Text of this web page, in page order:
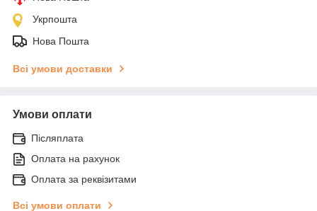
Укрпошта
Нова Пошта
Всі умови доставки
Умови оплати
Післяплата
Оплата на рахунок
Оплата за реквізитами
Всі умови оплати